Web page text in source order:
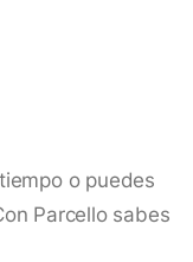
o puedes
Parcello sabes